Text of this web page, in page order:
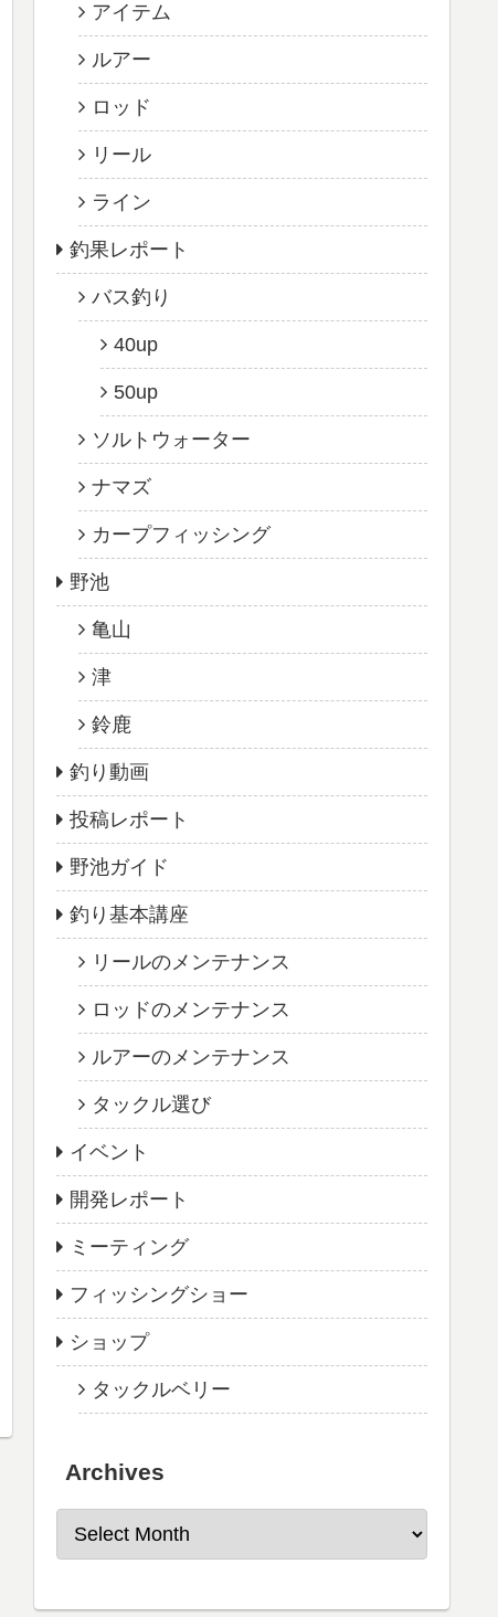
アイテム
ルアー
ロッド
リール
ライン
釣果レポート
バス釣り
40up
50up
ソルトウォーター
ナマズ
カープフィッシング
野池
亀山
津
鈴鹿
釣り動画
投稿レポート
野池ガイド
釣り基本講座
リールのメンテナンス
ロッドのメンテナンス
ルアーのメンテナンス
タックル選び
イベント
開発レポート
ミーティング
フィッシングショー
ショップ
タックルベリー
Archives